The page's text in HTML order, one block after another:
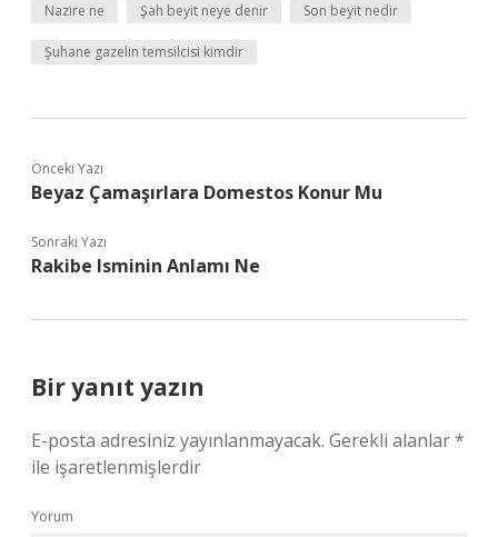
Nazire ne Şah beyit neye denir Son beyit nedir
Şuhane gazelin temsilcisi kimdir
Önceki Yazı
Beyaz Çamaşırlara Domestos Konur Mu
Sonraki Yazı
Rakibe Isminin Anlamı Ne
Bir yanıt yazın
E-posta adresiniz yayınlanmayacak. Gerekli alanlar*
ile işaretlenmişlerdir
Yorum